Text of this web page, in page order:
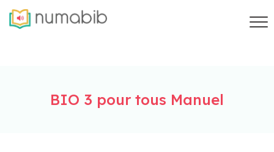
BIO 3 pour tous Manuel